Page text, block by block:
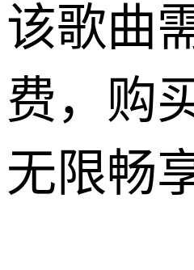
该歌曲
费，购
无限畅